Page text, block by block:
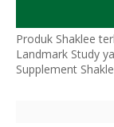
Produk Shaklee
Landmark Study
Supplement